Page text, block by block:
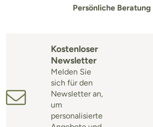
Persönliche Beratung
Kostenloser
Newsletter
Melden Sie
sich für den
Newsletter an,
um
personalisierte